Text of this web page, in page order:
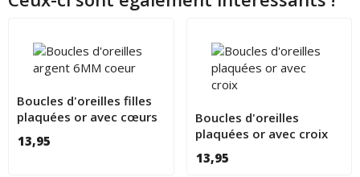
Boucles d'oreilles filles
plaquées or avec cœurs
13,95
Boucles d'oreilles
plaquées or avec croix
13,95